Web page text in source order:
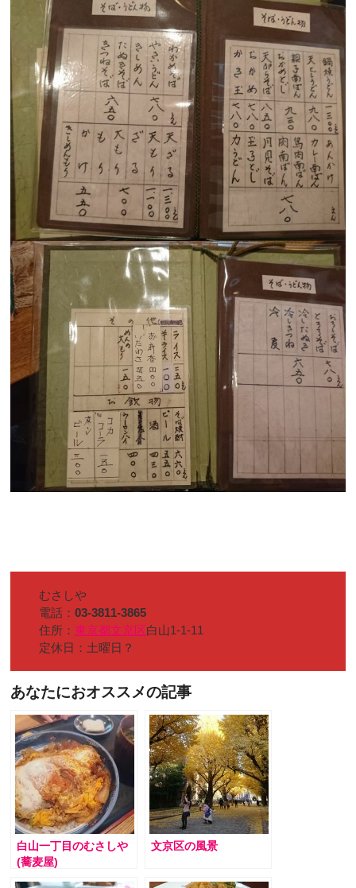
むさしや
電話：03-3811-3865
住所： 東京都文京区白山1-1-11
定休日：土曜日？
あなたにおオススメの記事
白山一丁目のむさしや
(蕎麦屋)
文京区の風景